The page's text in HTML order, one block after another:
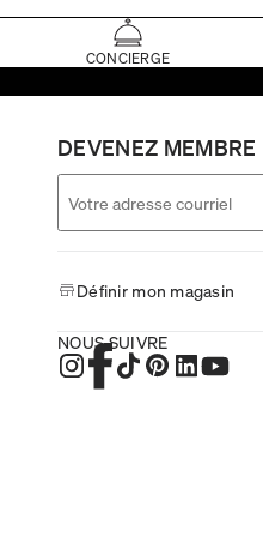
CONCIERGE
DEVENEZ
Définir mon magasin
NOUS SUIVRE